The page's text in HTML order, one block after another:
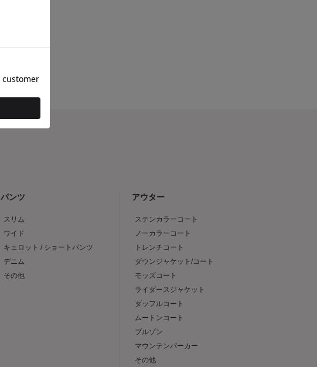
パンツ
スリム
ワイド
キュロット / ショートパンツ
デニム
その他
アウター
ステンカラーコート
ノーカラーコート
トレンチコート
ダウンジャケット/コート
モッズコート
ライダースジャケット
ダッフルコート
ムートンコート
ブルゾン
マウンテンパーカー
その他